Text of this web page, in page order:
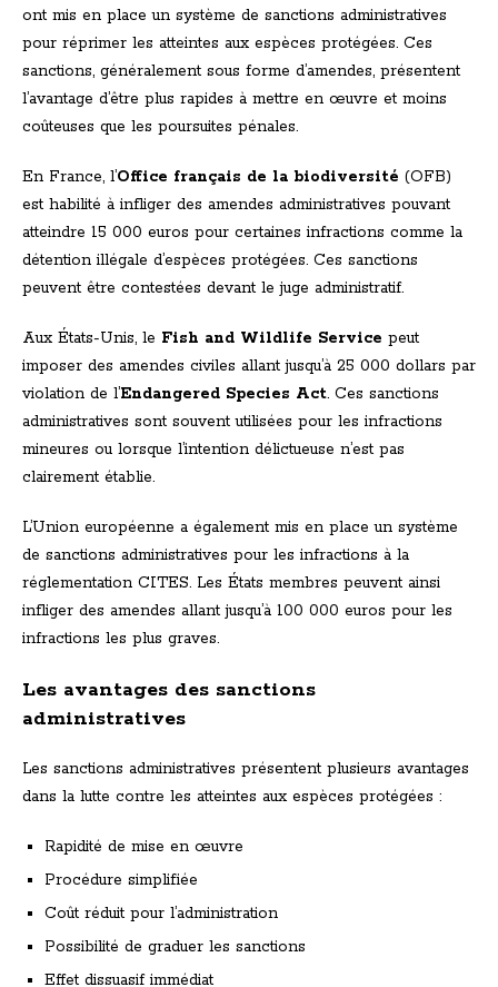
ont mis en place un système de sanctions administratives
pour réprimer les atteintes aux espèces protégées. Ces
sanctions, généralement sous forme d’amendes, présentent
l’avantage d’être plus rapides à mettre en œuvre et moins
coûteuses que les poursuites pénales.
En France, l’Office français de la biodiversité (OFB)
est habilité à infliger des amendes administratives pouvant
atteindre 15 000 euros pour certaines infractions comme la
détention illégale d’espèces protégées. Ces sanctions
peuvent être contestées devant le juge administratif.
Aux États-Unis, le Fish and Wildlife Service peut
imposer des amendes civiles allant jusqu’à 25 000 dollars par
violation de l’Endangered Species Act. Ces sanctions
administratives sont souvent utilisées pour les infractions
mineures ou lorsque l’intention délictueuse n’est pas
clairement établie.
L’Union européenne a également mis en place un système
de sanctions administratives pour les infractions à la
réglementation CITES. Les États membres peuvent ainsi
infliger des amendes allant jusqu’à 100 000 euros pour les
infractions les plus graves.
Les avantages des sanctions
administratives
Les sanctions administratives présentent plusieurs avantages
dans la lutte contre les atteintes aux espèces protégées :
Rapidité de mise en œuvre
Procédure simplifiée
Coût réduit pour l’administration
Possibilité de graduer les sanctions
Effet dissuasif immédiat